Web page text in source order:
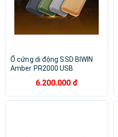
Ổ cứng di động SSD BIWIN
Amber PR2000 USB
Windows/macOS/iOS/iPadOS
Hàng chính hãng
6.200.000 đ